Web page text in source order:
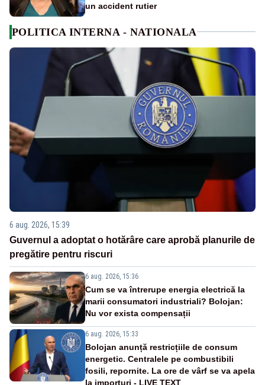
un accident rutier
POLITICA INTERNA - NATIONALA
6 aug. 2026, 15:39
Guvernul a adoptat o hotărâre care aprobă planurile de
pregătire pentru riscuri
6 aug. 2026, 15:36
Cum se va întrerupe energia electrică la
marii consumatori industriali? Bolojan:
Nu vor exista compensații
6 aug. 2026, 15:33
Bolojan anunță restricțiile de consum
energetic. Centralele pe combustibili
fosili, repornite. La ore de vârf se va apela
la importuri - LIVE TEXT